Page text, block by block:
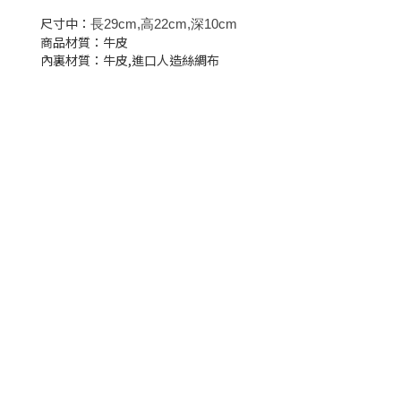
尺寸中： 長29cm,高22cm,深10cm
商品材質：牛皮
內裏材質：牛皮,進口人造絲綢布